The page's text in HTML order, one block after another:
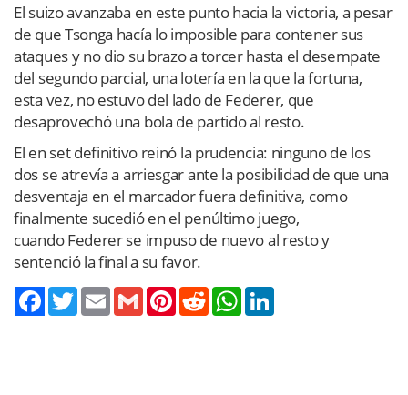
El suizo avanzaba en este punto hacia la victoria, a pesar
de que Tsonga hacía lo imposible para contener sus
ataques y no dio su brazo a torcer hasta el desempate
del segundo parcial, una lotería en la que la fortuna,
esta vez, no estuvo del lado de Federer, que
desaprovechó una bola de partido al resto.
El en set definitivo reinó la prudencia: ninguno de los
dos se atrevía a arriesgar ante la posibilidad de que una
desventaja en el marcador fuera definitiva, como
finalmente sucedió en el penúltimo juego,
cuando Federer se impuso de nuevo al resto y
sentenció la final a su favor.
TwitterEmail Gmail PinterestReddit WhatsApp